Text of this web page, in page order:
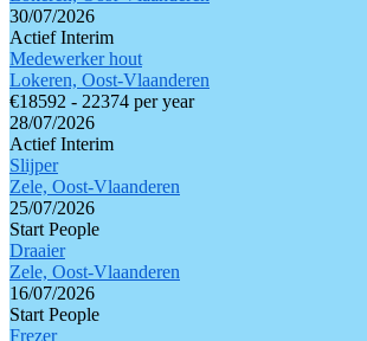
30/07/2026
Actief Interim
Medewerker hout
Lokeren, Oost-Vlaanderen
€18592 - 22374 per year
28/07/2026
Actief Interim
Slijper
Zele, Oost-Vlaanderen
25/07/2026
Start People
Draaier
Zele, Oost-Vlaanderen
16/07/2026
Start People
Frezer